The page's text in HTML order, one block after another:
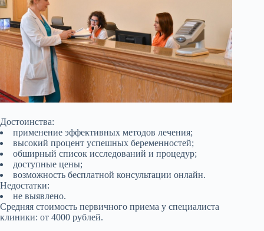
Достоинства:
применение эффективных методов лечения;
высокий процент успешных беременностей;
обширный список исследований и процедур;
доступные цены;
возможность бесплатной консультации онлайн.
Недостатки:
не выявлено.
Средняя стоимость первичного приема у специалиста
клиники: от 4000 рублей.